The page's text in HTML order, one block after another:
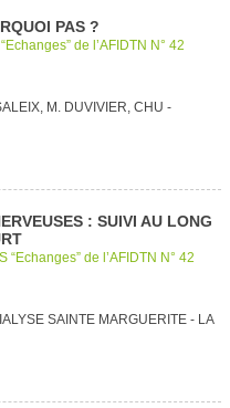
PAS ?
de l’AFIDTN N° 42
M. DUVIVIER, CHU -
: SUIVI AU LONG
“Echanges” de l’AFIDTN N° 42
SAINTE MARGUERITE - LA